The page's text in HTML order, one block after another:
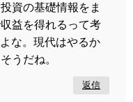
資の基礎情報をま
益を得れるって考
な。現代はやるか
うだね。
返信